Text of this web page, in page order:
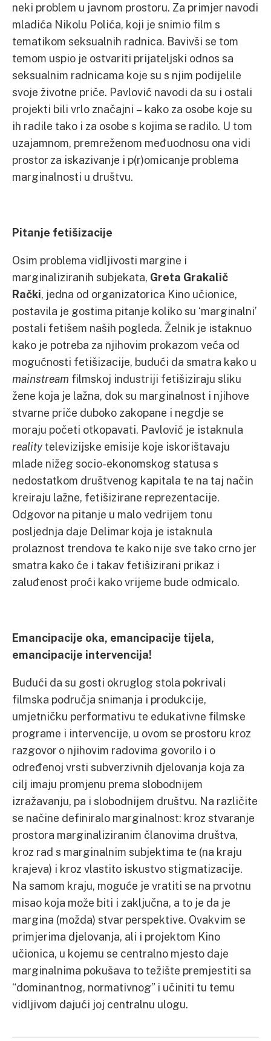
neki problem u javnom prostoru. Za primjer navodi
mladića Nikolu Polića, koji je snimio film s
tematikom seksualnih radnica. Bavivši se tom
temom uspio je ostvariti prijateljski odnos sa
seksualnim radnicama koje su s njim podijelile
svoje životne priče. Pavlović navodi da su i ostali
projekti bili vrlo značajni – kako za osobe koje su
ih radile tako i za osobe s kojima se radilo. U tom
uzajamnom, premreženom međuodnosu ona vidi
prostor za iskazivanje i p(r)omicanje problema
marginalnosti u društvu.
Pitanje fetišizacije
Osim problema vidljivosti margine i
marginaliziranih subjekata, Greta Grakalič
Rački, jedna od organizatorica Kino učionice,
postavila je gostima pitanje koliko su ‘marginalni’
postali fetišem naših pogleda. Želnik je istaknuo
kako je potreba za njihovim prokazom veća od
mogućnosti fetišizacije, budući da smatra kako u
mainstream filmskoj industriji fetišiziraju sliku
žene koja je lažna, dok su marginalnost i njihove
stvarne priče duboko zakopane i negdje se
moraju početi otkopavati. Pavlović je istaknula
realitytelevizijske emisije koje iskorištavaju
mlade nižeg socio-ekonomskog statusa s
nedostatkom društvenog kapitala te na taj način
kreiraju lažne, fetišizirane reprezentacije.
Odgovor na pitanje u malo vedrijem tonu
posljednja daje Delimar koja je istaknula
prolaznost trendova te kako nije sve tako crno jer
smatra kako će i takav fetišizirani prikaz i
zaluđenost proći kako vrijeme bude odmicalo.
Emancipacije oka, emancipacije tijela,
emancipacije intervencija!
Budući da su gosti okruglog stola pokrivali
filmska područja snimanja i produkcije,
umjetničku performativu te edukativne filmske
programe i intervencije, u ovom se prostoru kroz
razgovor o njihovim radovima govorilo i o
određenoj vrsti subverzivnih djelovanja koja za
cilj imaju promjenu prema slobodnijem
izražavanju, pa i slobodnijem društvu. Na različite
se načine definiralo marginalnost: kroz stvaranje
prostora marginaliziranim članovima društva,
kroz rad s marginalnim subjektima te (na kraju
krajeva) i kroz vlastito iskustvo stigmatizacije.
Na samom kraju, moguće je vratiti se na prvotnu
misao koja može biti i zaključna, a to je da je
margina (možda) stvar perspektive. Ovakvim se
primjerima djelovanja, ali i projektom Kino
učionica, u kojemu se centralno mjesto daje
marginalnima pokušava to težište premjestiti sa
“dominantnog, normativnog” i učiniti tu temu
vidljivom dajući joj centralnu ulogu.